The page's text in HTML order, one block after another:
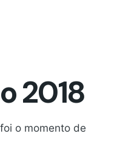
2018
o momento de